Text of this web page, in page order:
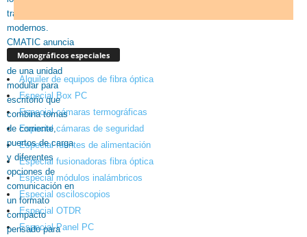
Monográficos especiales
Alquiler de equipos de fibra óptica
Especial Box PC
Especial cámaras termográficas
Especial cámaras de seguridad
Especial fuentes de alimentación
Especial fusionadoras fibra óptica
Especial módulos inalámbricos
Especial osciloscopios
Especial OTDR
Especial Panel PC